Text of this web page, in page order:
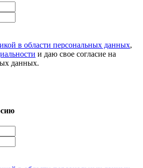
в области персональных данных,
и даю свое согласие на
данных.